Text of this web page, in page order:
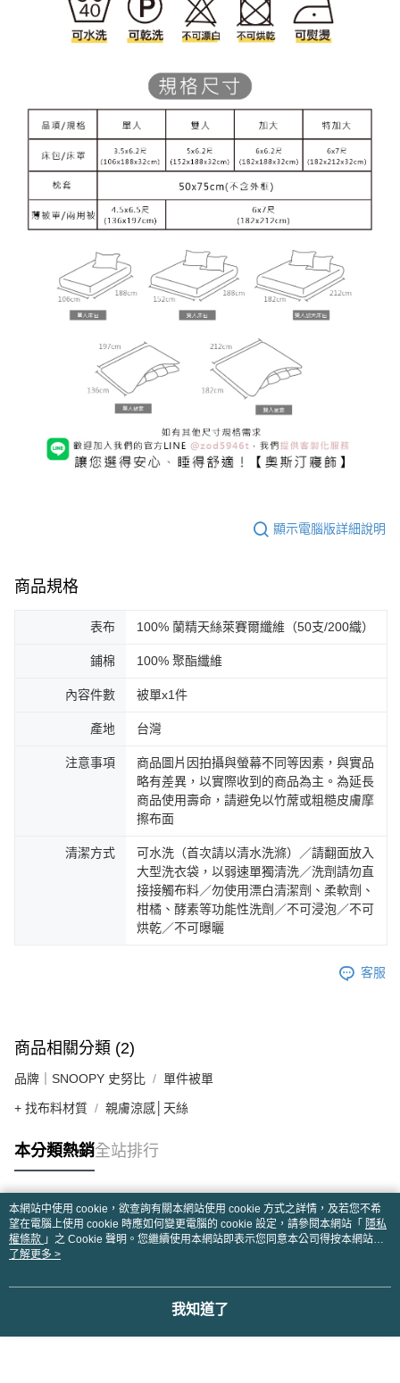
顯示電腦版詳細說明
商品規格
表布 100% 蘭精天絲萊賽爾纖維（50支/200織）
鋪棉 100% 聚酯纖維
內容件數 被單x1件
產地 台灣
注意事項
商品圖片因拍攝與螢幕不同等因素，與實品
略有差異，以實際收到的商品為主。為延長
商品使用壽命，請避免以竹蓆或粗糙皮膚摩
擦布面
清潔方式
可水洗（首次請以清水洗滌）／請翻面放入
大型洗衣袋，以弱速單獨清洗／洗劑請勿直
接接觸布料／勿使用漂白清潔劑、柔軟劑、
柑橘、酵素等功能性洗劑／不可浸泡／不可
烘乾／不可曝曬
客服
商品相關分類 (2)
品牌｜SNOOPY 史努比 單件被單
+ 找布料材質 親膚涼感│天絲
本分類熱銷全站排行
熱門標籤
本網站中使用 cookie，欲查詢有關本網站使用 cookie 方式之詳情，及若您不希
望在電腦上使用 cookie 時應如何變更電腦的 cookie 設定，請參閱本網站「 隱私
權條款 」之 Cookie 聲明。您繼續使用本網站即表示您同意本公司得按本網站使
用條款之 Cookie 聲明使用 cookie。
了解更多 >
我知道了